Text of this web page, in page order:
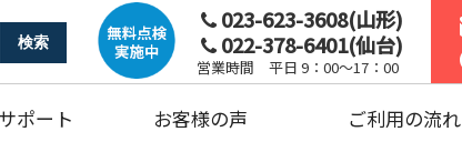
023-623-3608(山形)
022-378-6401(仙台)
営業時間 平日 9：00～17：00
ポート お客様の声 ご利用の流れ
器 ガスコンロ
キッチンリフォーム